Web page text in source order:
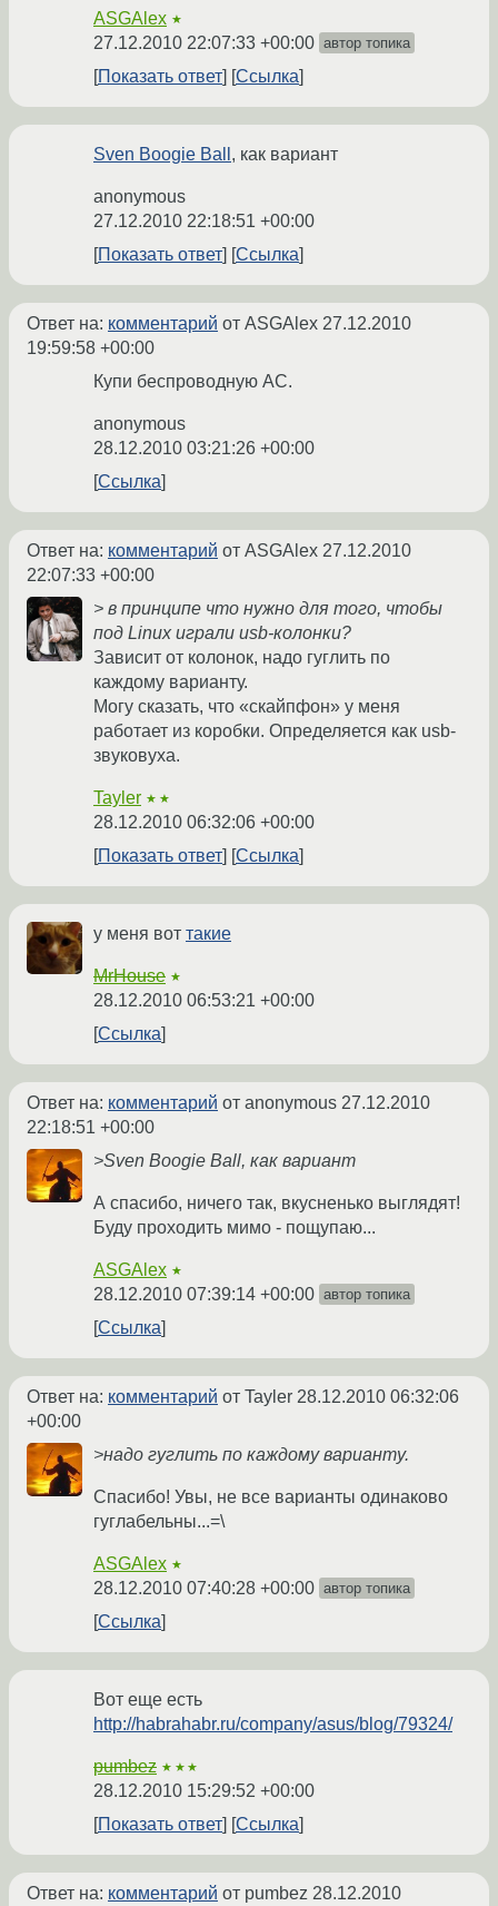
ASGAlex ★
27.12.2010 22:07:33 +00:00 автор топика
Показать ответ Ссылка
Sven Boogie Ball , как вариант
anonymous
27.12.2010 22:18:51 +00:00
Показать ответ
Ссылка
Ответ на: комментарий от ASGAlex 27.12.2010
19:59:58 +00:00
Купи беспроводную АС.
anonymous
28.12.2010 03:21:26 +00:00
Ссылка
Ответ на: комментарий от ASGAlex 27.12.2010
22:07:33 +00:00
> в принципе что нужно для того, чтобы
под Linux играли usb-колонки?
Зависит от колонок, надо гуглить по
каждому варианту.
Могу сказать, что «скайпфон» у меня
работает из коробки. Определяется как usb-
звуковуха.
Tayler ★★
28.12.2010 06:32:06 +00:00
Показать ответ
Ссылка
у меня вот такие
MrHouse ★
28.12.2010 06:53:21 +00:00
Ссылка
Ответ на: комментарий от anonymous 27.12.2010
22:18:51 +00:00
>Sven Boogie Ball, как вариант
А спасибо, ничего так, вкусненько выглядят!
Буду проходить мимо - пощупаю...
ASGAlex ★
28.12.2010 07:39:14 +00:00 автор топика
Ссылка
Ответ на: комментарий от Tayler 28.12.2010 06:32:06
+00:00
>надо гуглить по каждому варианту.
Спасибо! Увы, не все варианты одинаково
гуглабельны...=\
ASGAlex ★
28.12.2010 07:40:28 +00:00 автор топика
Ссылка
Вот еще есть
http://habrahabr.ru/company/asus/blog/79324/
pumbez ★★★
28.12.2010 15:29:52 +00:00
Показать ответ
Ссылка
Ответ на: комментарий от pumbez 28.12.2010